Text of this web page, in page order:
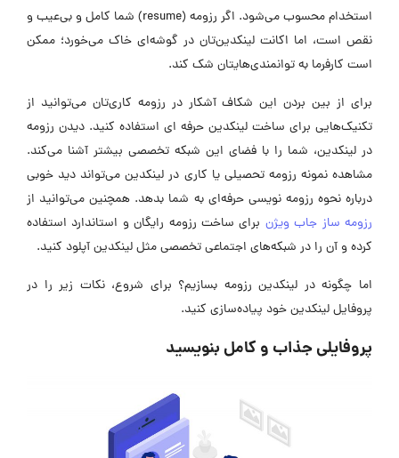
استخدام محسوب می‌شود. اگر رزومه (resume) شما کامل و بی‌عیب و
نقص است، اما اکانت لینکدین‌تان در گوشه‌ای خاک می‌خورد؛ ممکن
است کارفرما به توانمندی‌هایتان شک کند.
برای از بین بردن این شکاف آشکار در رزومه کاری‌تان می‌توانید از
تکنیک‌هایی برای ساخت لینکدین حرفه ای استفاده کنید. دیدن رزومه
در لینکدین، شما را با فضای این شبکه تخصصی بیشتر آشنا می‌کند.
مشاهده نمونه رزومه تحصیلی یا کاری در لینکدین می‌تواند دید خوبی
درباره نحوه رزومه نویسی حرفه‌ای به شما بدهد. همچنین می‌توانید از
رزومه ساز جاب ویژن برای ساخت رزومه رایگان و استاندارد استفاده
کرده و آن را در شبکه‌های اجتماعی تخصصی مثل لینکدین آپلود کنید.
اما چگونه در لینکدین رزومه بسازیم؟ برای شروع، نکات زیر را در
پروفایل لینکدین خود پیاده‌سازی کنید.
پروفایلی جذاب و کامل بنویسید